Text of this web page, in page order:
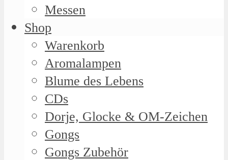
Messen
Shop
Warenkorb
Aromalampen
Blume des Lebens
CDs
Dorje, Glocke & OM-Zeichen
Gongs
Gongs Zubehör